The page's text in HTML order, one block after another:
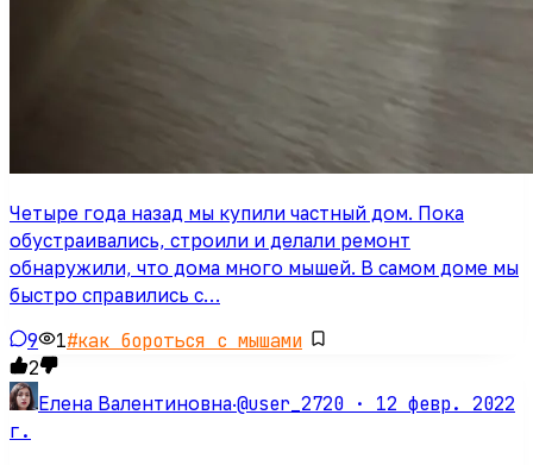
Четыре года назад мы купили частный дом. Пока
обустраивались, строили и делали ремонт
обнаружили, что дома много мышей. В самом доме мы
быстро справились с…
9 1#как бороться с мышами
2
Елена Валентиновна·@user_2720 · 12 февр. 2022
г.